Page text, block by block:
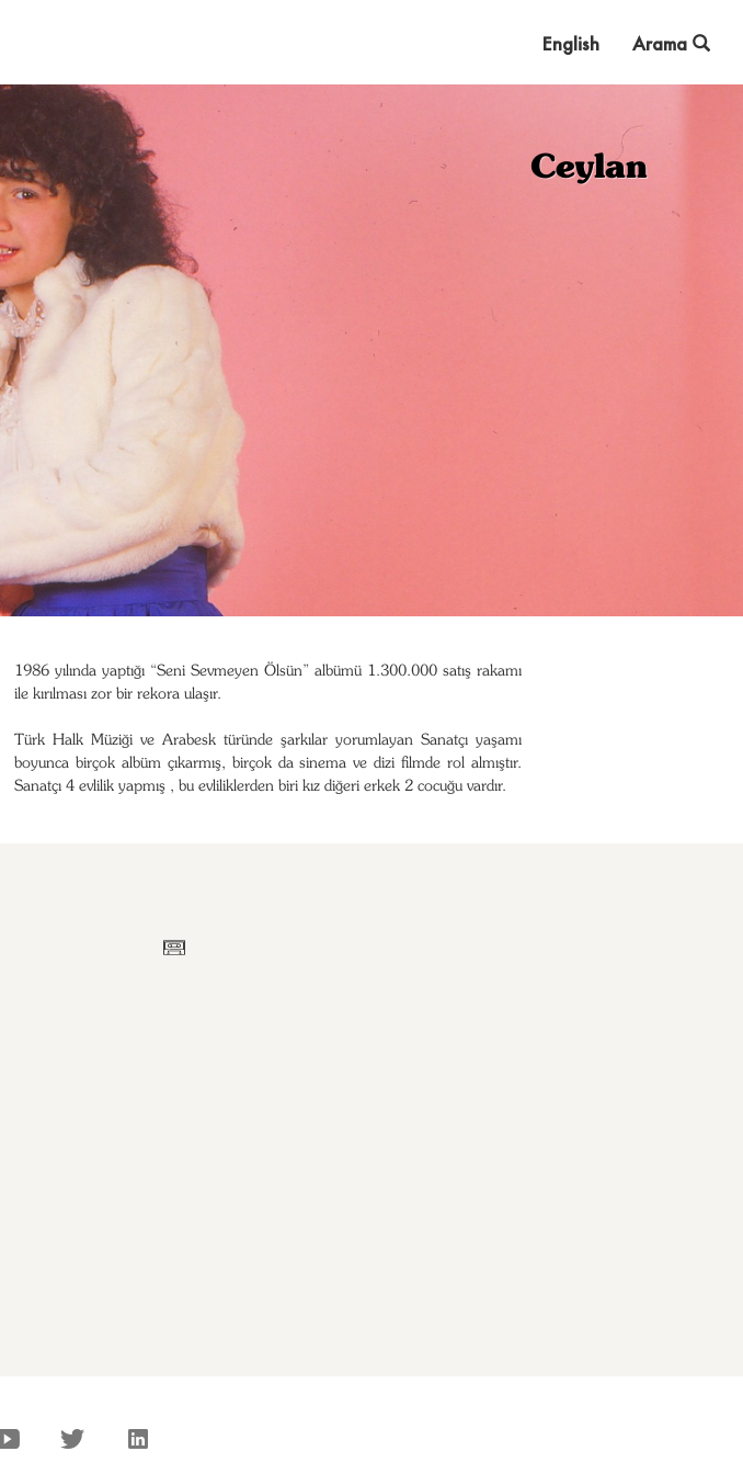
Arama
English
Ceylan
1986 yılında yaptığı “Seni Sevmeyen Ölsün” albümü 1.300.000 satış rakamı
ile kırılması zor bir rekora ulaşır.
Türk Halk Müziği ve Arabesk türünde şarkılar yorumlayan Sanatçı yaşamı
boyunca birçok albüm çıkarmış, birçok da sinema ve dizi filmde rol almıştır.
Sanatçı 4 evlilik yapmış , bu evliliklerden biri kız diğeri erkek 2 cocuğu vardır.